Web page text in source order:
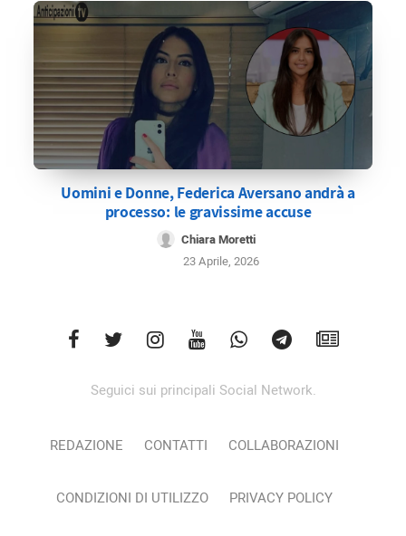
Uomini e Donne, Federica Aversano andrà a
processo: le gravissime accuse
Chiara Moretti
23 Aprile, 2026
Seguici sui principali Social Network.
REDAZIONE CONTATTI COLLABORAZIONI
CONDIZIONI DI UTILIZZO PRIVACY POLICY